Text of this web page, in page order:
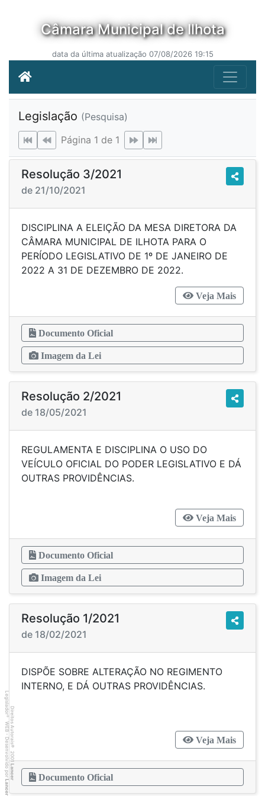
Câmara Municipal de Ilhota
data da última atualização 07/08/2026 19:15
Legislação (Pesquisa)
Página 1 de 1
Resolução 3/2021
de 21/10/2021
DISCIPLINA A ELEIÇÃO DA MESA DIRETORA DA
CÂMARA MUNICIPAL DE ILHOTA PARA O
PERÍODO LEGISLATIVO DE 1º DE JANEIRO DE
2022 A 31 DE DEZEMBRO DE 2022.
Veja Mais
Documento Oficial
Imagem da Lei
Resolução 2/2021
de 18/05/2021
REGULAMENTA E DISCIPLINA O USO DO
VEÍCULO OFICIAL DO PODER LEGISLATIVO E DÁ
OUTRAS PROVIDÊNCIAS.
Veja Mais
Documento Oficial
Imagem da Lei
Resolução 1/2021
de 18/02/2021
DISPÕE SOBRE ALTERAÇÃO NO REGIMENTO
INTERNO, E DÁ OUTRAS PROVIDÊNCIAS.
Veja Mais
Documento Oficial
Direitos Autorais
©
2001
Lancer
Legislador
®
WEB - Desenvolvido por
Lancer